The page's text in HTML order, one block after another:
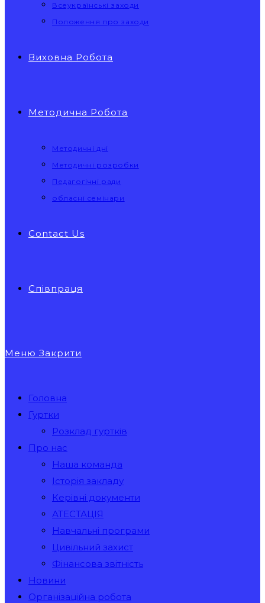
Всеукраїнські заходи
Положення про заходи
Виховна Робота
Методична Робота
Методичні дні
Методичні розробки
Педагогічні ради
обласні семінари
Contact Us
Співпраця
Меню Закрити
Головна
Гуртки
Розклад гуртків
Про нас
Наша команда
Історія закладу
Керівні документи
АТЕСТАЦІЯ
Навчальні програми
Цивільний захист
Фінансова звітність
Новини
Організаційна робота